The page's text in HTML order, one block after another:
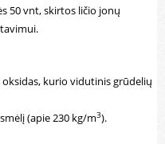
50 vnt, skirtos ličio jonų
kurio vidutinis grūdelių
(apie 230 kg/m3).